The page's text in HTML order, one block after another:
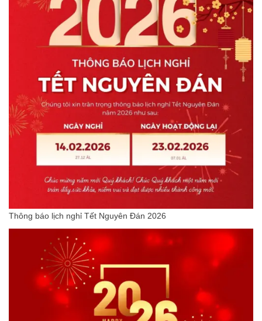
Thông báo lịch nghỉ Tết Nguyên Đán 2026